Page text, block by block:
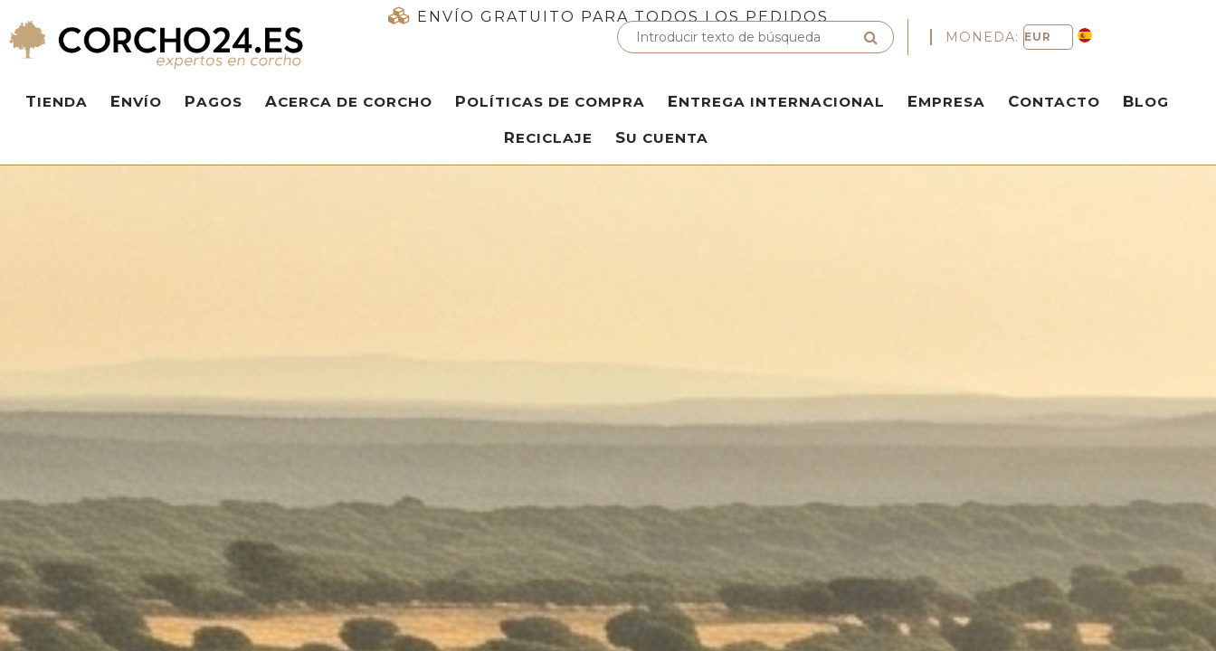
ENVÍO GRATUITO PARA TODOS LOS PEDIDOS
MONEDA:
TIENDA ENVÍO PAGOS ACERCA DE CORCHO POLÍTICAS DE COMPRA ENTREGA INTERNACIONAL EMPRESA CONTACTO BLOG
RECICLAJE SU CUENTA